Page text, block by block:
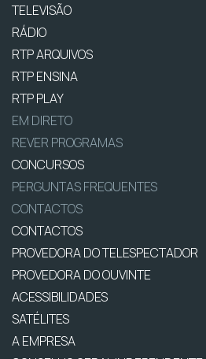
TELEVISÃO
RÁDIO
RTP ARQUIVOS
RTP ENSINA
RTP PLAY
EM DIRETO
REVER PROGRAMAS
CONCURSOS
PERGUNTAS FREQUENTES
CONTACTOS
CONTACTOS
PROVEDORA DO TELESPECTADOR
PROVEDORA DO OUVINTE
ACESSIBILIDADES
SATÉLITES
A EMPRESA